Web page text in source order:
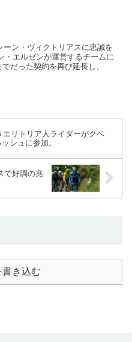
ン・ヴィクトリアスに忠誠を
・エルゼンが運営するチームに
だった契約を再び延長し、
エリトリア人ライダーがクベ
シュに参加。
で好調の兆
書き込む